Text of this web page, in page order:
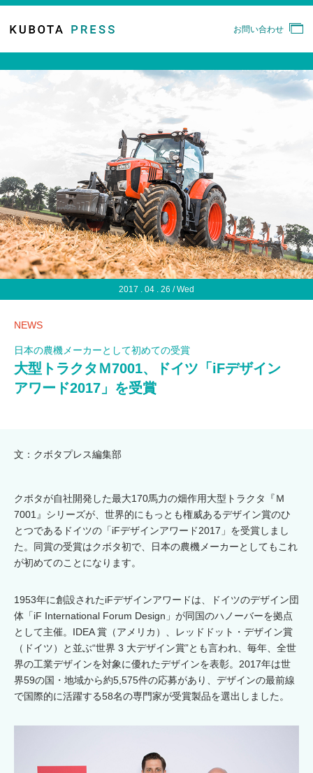
お問い合わせ
NEWS
日本の農機メーカーとして初めての受賞
大型トラクタＭ7001、ドイツ「iFデザイン
アワード2017」を受賞
2017 . 04 . 26 / Wed
文：クボタプレス編集部
クボタが自社開発した最大170馬力の畑作用大型トラクタ『Ｍ
7001』シリーズが、世界的にもっとも権威あるデザイン賞のひ
とつであるドイツの「iFデザインアワード2017」を受賞しまし
た。同賞の受賞はクボタ初で、日本の農機メーカーとしてもこれ
が初めてのことになります。
1953年に創設されたiFデザインアワードは、ドイツのデザイン団
体「iF International Forum Design」が同国のハノーバーを拠点
として主催。IDEA 賞（アメリカ）、レッドドット・デザイン賞
（ドイツ）と並ぶ“世界 3 大デザイン賞”とも言われ、毎年、全世
界の工業デザインを対象に優れたデザインを表彰。2017年は世
界59の国・地域から約5,575件の応募があり、デザインの最前線
で国際的に活躍する58名の専門家が受賞製品を選出しました。